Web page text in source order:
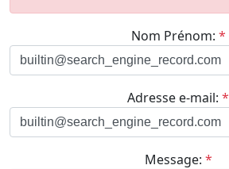
Nom Prénom: *
Adresse e-mail: *
Message: *